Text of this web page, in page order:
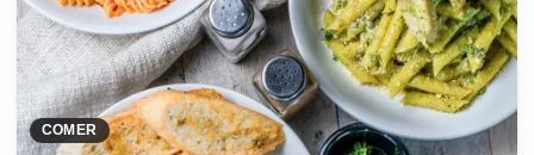
COMER